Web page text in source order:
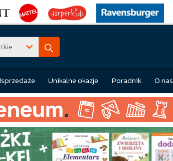
Unikalne okazje Poradnik O nas